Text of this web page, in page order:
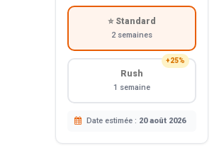
⭐ Standard
2 semaines
+25%
Rush
1 semaine
Date estimée : 20 août 2026